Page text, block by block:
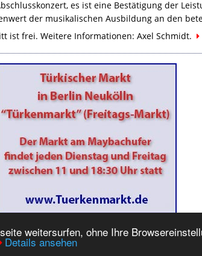
weitersurfen, ohne Ihre
Details ansehen
es ist eine Bestätigung der
der musikalischen Ausbildung an den
ist frei. Weitere Informationen: Axel Schmidt.
|Seitenübersicht